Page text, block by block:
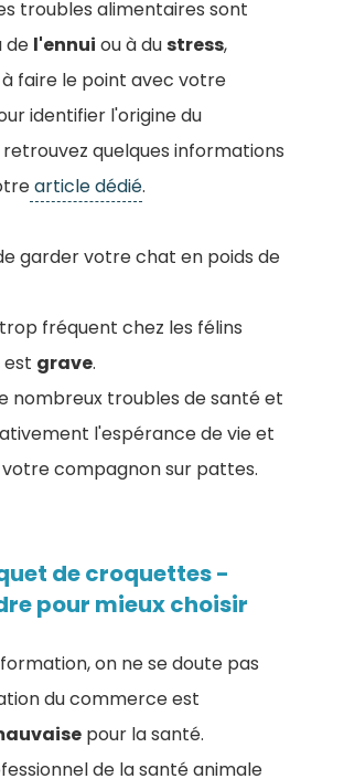
troubles alimentaires sont
de l'ennui ou à dustress,
faire le point avec votre
identifier l'origine du
quelques informations
article dédié.
garder votre chat en poids de
fréquent chez les félins
est grave.
nombreux troubles de santé et
l'espérance de vie et
compagnon sur pattes.
de croquettes -
pour mieux choisir
on ne se doute pas
du commerce est
pour la santé.
de la santé animale